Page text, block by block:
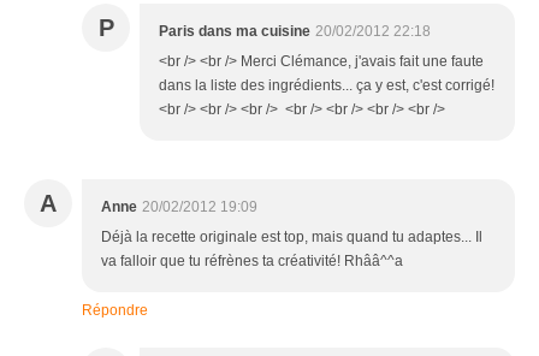
P Paris dans ma cuisine 20/02/2012 22:18
<br /> <br /> Merci Clémance, j'avais fait une faute
dans la liste des ingrédients... ça y est, c'est corrigé!
<br /> <br /> <br /> <br /> <br /> <br /> <br />
A Anne 20/02/2012 19:09
Déjà la recette originale est top, mais quand tu adaptes... Il
va falloir que tu réfrènes ta créativité! Rhââ^^a
Répondre